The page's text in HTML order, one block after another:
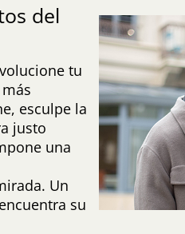
del
tu
esculpe la
justo
una
Un
su